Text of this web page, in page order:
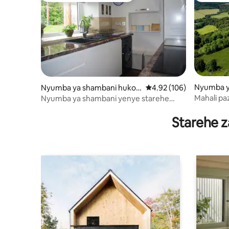
Nyumba ya shambani huko
Caputh
Ukadiriaji wa wastani
4.92 (106)
Nyumba ya shambani yenye starehe
Nyumba
erth and
Mahali
Starehe